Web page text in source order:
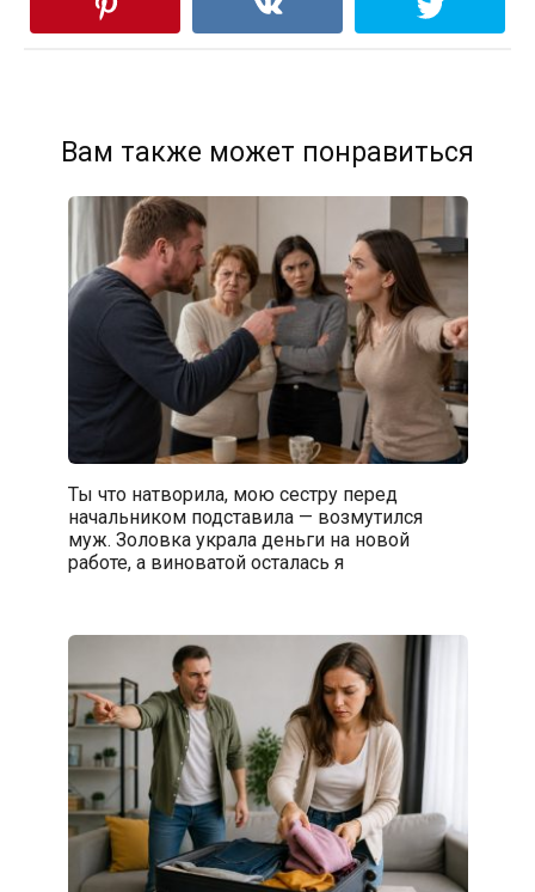
Вам также может понравиться
Ты что натворила, мою сестру перед
начальником подставила — возмутился
муж. Золовка украла деньги на новой
работе, а виноватой осталась я